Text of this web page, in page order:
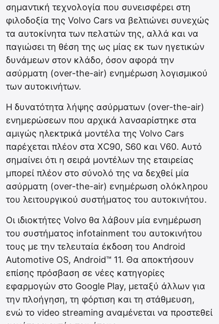
σημαντική τεχνολογία που συνεισφέρει στη
φιλοδοξία της Volvo Cars να βελτιώνει συνεχώς
τα αυτοκίνητα των πελατών της, αλλά και να
παγιώσει τη θέση της ως μίας εκ των ηγετικών
δυνάμεων στον κλάδο, όσον αφορά την
ασύρματη (over-the-air) ενημέρωση λογισμικού
των αυτοκινήτων.
Η δυνατότητα λήψης ασύρματων (over-the-air)
ενημερώσεων που αρχικά λανσαρίστηκε στα
αμιγώς ηλεκτρικά μοντέλα της Volvo Cars
παρέχεται πλέον στα XC90, S60 και V60. Αυτό
σημαίνει ότι η σειρά μοντέλων της εταιρείας
μπορεί πλέον στο σύνολό της να δεχθεί μία
ασύρματη (over-the-air) ενημέρωση ολόκληρου
του λειτουργικού συστήματος του αυτοκινήτου.
Οι ιδιοκτήτες Volvo θα λάβουν μία ενημέρωση
του συστήματος infotainment του αυτοκινήτου
τους με την τελευταία έκδοση του Android
Automotive OS, Android™ 11. Θα αποκτήσουν
επίσης πρόσβαση σε νέες κατηγορίες
εφαρμογών στο Google Play, μεταξύ άλλων για
την πλοήγηση, τη φόρτιση και τη στάθμευση,
ενώ το video streaming αναμένεται να προστεθεί